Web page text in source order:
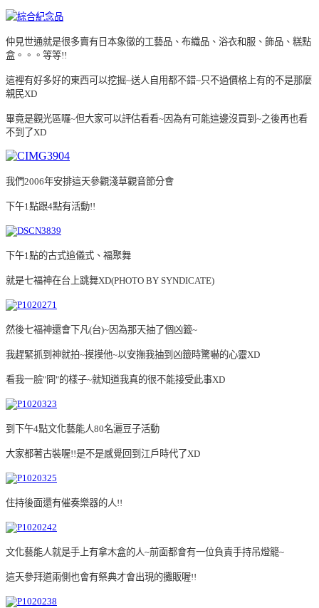
仲見世通就是很多賣有日本象徵的工藝品、布織品、浴衣和服、飾品、糕點
盒。。。等等!!
這裡有好多好的東西可以挖掘~送人自用都不錯~只不過價格上有的不是那麼
親民XD
畢竟是觀光區囉~但大家可以評估看看~因為有可能這邊沒買到~之後再也看
不到了XD
我們2006年安排這天參觀淺草觀音節分會
下午1點跟4點有活動!!
下午1點的古式追儀式、福聚舞
就是七福神在台上跳舞XD(PHOTO BY SYNDICATE)
然後七福神還會下凡(台)~因為那天抽了個凶籤~
我趕緊抓到神就拍~摸摸他~以安撫我抽到凶籤時驚嚇的心靈XD
看我一臉"冏"的樣子~就知道我真的很不能接受此事XD
到下午4點文化藝能人80名灑豆子活動
大家都著古裝喔!!是不是感覺回到江戶時代了XD
住持後面還有催奏樂器的人!!
文化藝能人就是手上有拿木盒的人~前面都會有一位負責手持吊燈籠~
這天參拜道兩側也會有祭典才會出現的攤販喔!!